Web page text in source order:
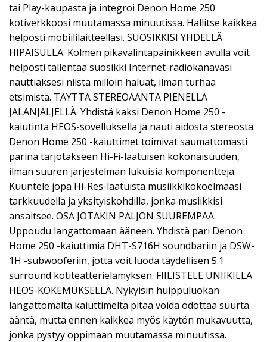
tai Play-kaupasta ja integroi Denon Home 250
kotiverkkoosi muutamassa minuutissa. Hallitse kaikkea
helposti mobiililaitteellasi. SUOSIKKISI YHDELLÄ
HIPAISULLA. Kolmen pikavalintapainikkeen avulla voit
helposti tallentaa suosikki Internet-radiokanavasi
nauttiaksesi niistä milloin haluat, ilman turhaa
etsimistä. TÄYTTÄ STEREOÄÄNTÄ PIENELLÄ
JALANJÄLJELLÄ. Yhdistä kaksi Denon Home 250 -
kaiutinta HEOS-sovelluksella ja nauti aidosta stereosta.
Denon Home 250 -kaiuttimet toimivat saumattomasti
parina tarjotakseen Hi-Fi-laatuisen kokonaisuuden,
ilman suuren järjestelmän lukuisia komponentteja.
Kuuntele jopa Hi-Res-laatuista musiikkikokoelmaasi
tarkkuudella ja yksityiskohdilla, jonka musiikkisi
ansaitsee. OSA JOTAKIN PALJON SUUREMPAA.
Uppoudu langattomaan ääneen. Yhdistä pari Denon
Home 250 -kaiuttimia DHT-S716H soundbariin ja DSW-
1H -subwooferiin, jotta voit luoda täydellisen 5.1
surround kotiteatterielämyksen. FIILISTELE UNIIKILLA
HEOS-KOKEMUKSELLA. Nykyisin huippuluokan
langattomalta kaiuttimelta pitää voida odottaa suurta
ääntä, mutta ennen kaikkea myös käytön mukavuutta,
jonka pystyy oppimaan muutamassa minuutissa.